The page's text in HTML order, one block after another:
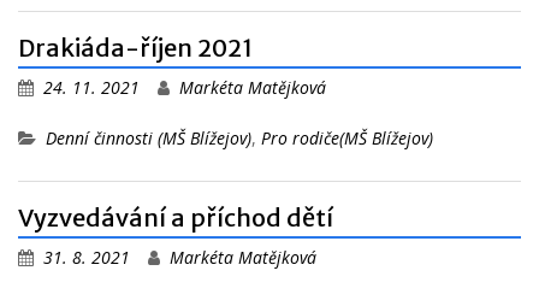
Drakiáda-říjen 2021
24. 11. 2021 Markéta Matějková
Denní činnosti (MŠ Blížejov), Pro rodiče(MŠ Blížejov)
Vyzvedávání a příchod dětí
31. 8. 2021 Markéta Matějková